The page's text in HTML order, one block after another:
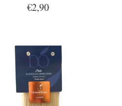
€2,90